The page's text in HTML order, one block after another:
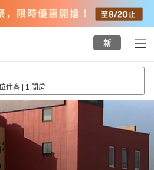
新
住客 | 1 間房